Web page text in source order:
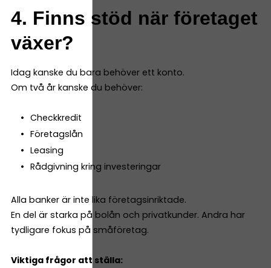
4. Finns stöd när företaget
växer?
Idag kanske du bara behöver ett konto.
Om två år kanske du behöver:
Checkkredit
Företagslån
Leasing
Rådgivning kring investeringar
Alla banker är inte lika företagsinriktade.
En del är starka på bolån och privatkunder. Andra har
tydligare fokus på småföretag.
Viktiga frågor att ställa: